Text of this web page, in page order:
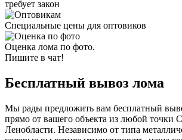
требует закон
Специальные цены для оптовиков
Оценка лома по фото.
Пишите в чат!
Бесплатный вывоз лома
Мы рады предложить вам бесплатный
прямо от вашего объекта из любой точки
Ленобласти. Независимо от типа